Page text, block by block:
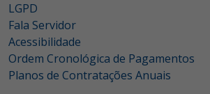
LGPD
Fala Servidor
Acessibilidade
Ordem Cronológica de Pagamentos
Planos de Contratações Anuais